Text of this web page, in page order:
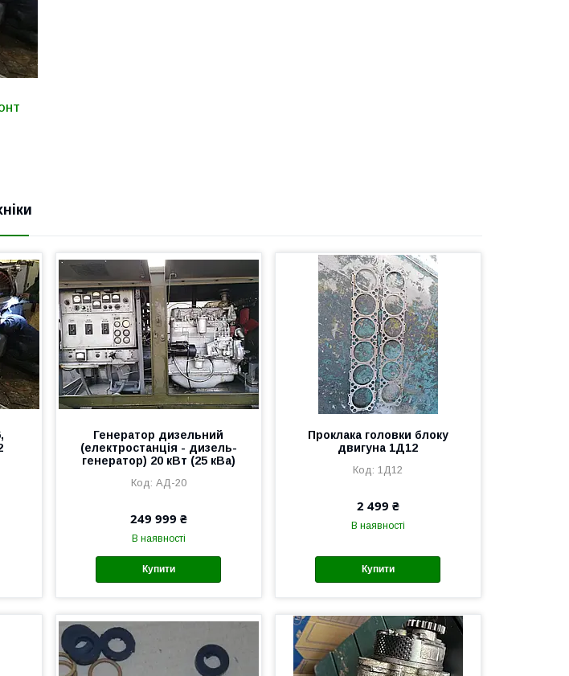
Генератор дизельний
(електростанція - дизель-
генератор) 20 кВт (25 кВа)
АД-20
249 999 ₴
В наявності
Купити
Проклака головки блоку
двигуна 1Д12
1Д12
2 499 ₴
В наявності
Купити